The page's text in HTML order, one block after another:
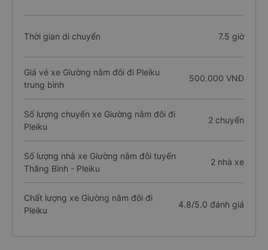
Thời gian di chuyển 7.5 giờ
Giá vé xe Giường nằm đôi đi Pleiku
trung bình
500.000 VNĐ
Số lượng chuyến xe Giường nằm đôi đi
Pleiku
2 chuyến
Số lượng nhà xe Giường nằm đôi tuyến
Thăng Bình - Pleiku
2 nhà xe
Chất lượng xe Giường nằm đôi đi
Pleiku
4.8/5.0 đánh giá